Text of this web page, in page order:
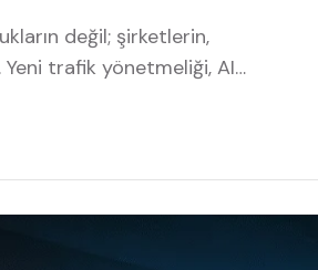
değil; şirketlerin,
trafik yönetmeliği, AI